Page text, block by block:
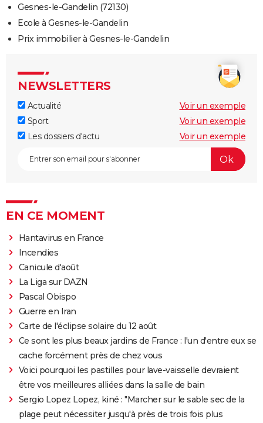
Gesnes-le-Gandelin (72130)
Ecole à Gesnes-le-Gandelin
Prix immobilier à Gesnes-le-Gandelin
NEWSLETTERS
Actualité
Voir un exemple
Sport
Voir un exemple
Les dossiers d'actu
Voir un exemple
EN CE MOMENT
Hantavirus en France
Incendies
Canicule d'août
La Liga sur DAZN
Pascal Obispo
Guerre en Iran
Carte de l'éclipse solaire du 12 août
Ce sont les plus beaux jardins de France : l'un d'entre eux se
cache forcément près de chez vous
Voici pourquoi les pastilles pour lave-vaisselle devraient
être vos meilleures alliées dans la salle de bain
Sergio Lopez Lopez, kiné : "Marcher sur le sable sec de la
plage peut nécessiter jusqu'à près de trois fois plus